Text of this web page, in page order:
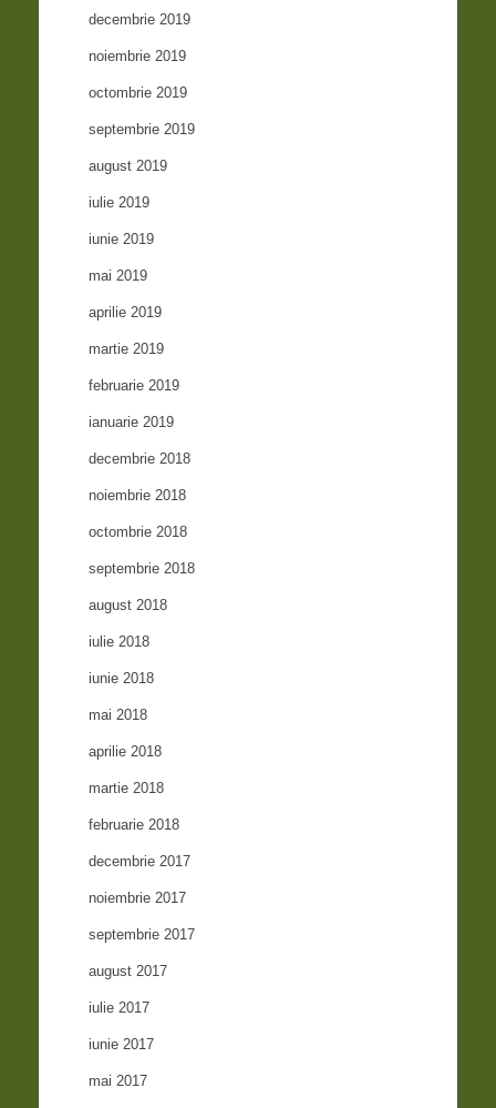
decembrie 2019
noiembrie 2019
octombrie 2019
septembrie 2019
august 2019
iulie 2019
iunie 2019
mai 2019
aprilie 2019
martie 2019
februarie 2019
ianuarie 2019
decembrie 2018
noiembrie 2018
octombrie 2018
septembrie 2018
august 2018
iulie 2018
iunie 2018
mai 2018
aprilie 2018
martie 2018
februarie 2018
decembrie 2017
noiembrie 2017
septembrie 2017
august 2017
iulie 2017
iunie 2017
mai 2017